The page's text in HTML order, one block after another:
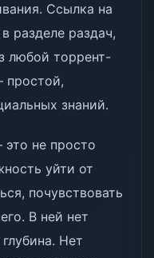
Ссылка на
разделе раздач,
любой торрент-
простой,
знаний.
это не просто
уйти от
почувствовать
В ней нет
Нет